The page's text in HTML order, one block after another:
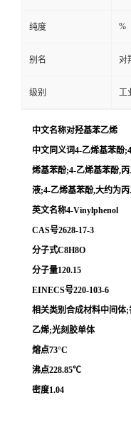
纯度 %
别名 对
级别 工
中文名称对羟基苯乙烯
中文同义词4-乙烯基苯酚
烯基苯酚;4-乙烯基苯酚,
液;4-乙烯基苯酚,大约为
英文名称4-Vinylphenol
CAS号2628-17-3
分子式C8H8O
分子量120.15
EINECS号220-103-6
相关类别合成材料中间体
乙烯;光刻胶单体
熔点73°C
沸点228.85℃
密度1.04